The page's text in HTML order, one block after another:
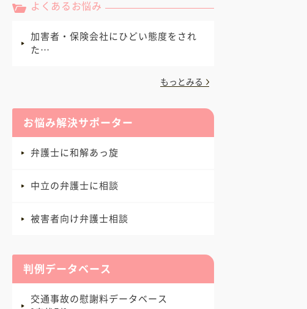
よくあるお悩み
加害者・保険会社にひどい態度をされ
た…
もっとみる
お悩み解決サポーター
弁護士に和解あっ旋
中立の弁護士に相談
被害者向け弁護士相談
判例データベース
交通事故の慰謝料データベース